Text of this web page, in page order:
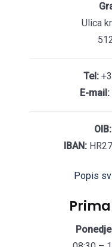
Ulica
Tel:
E-mail:
OIB:
IBAN:
Popis